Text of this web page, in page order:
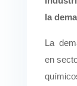
la
La
en